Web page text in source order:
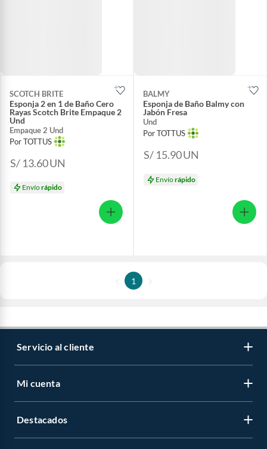
SCOTCH BRITE
Esponja 2 en 1 de Baño Cero
Rayas Scotch Brite Empaque 2
Und
Empaque 2 Und
Por TOTTUS
S/ 13.60UN
Envíorápido
BALMY
Esponja de Baño Balmy con
Jabón Fresa
Und
Por TOTTUS
S/ 15.90UN
Envíorápido
1
Servicio al cliente
Mi cuenta
Destacados